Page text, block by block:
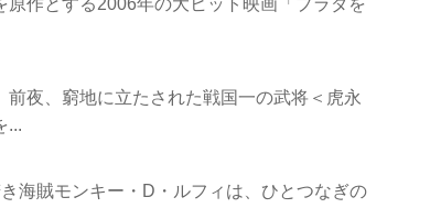
作とする2006年の大ヒット映画「プラダを
夜、窮地に立たされた戦国一の武将＜虎永
...
海賊モンキー・D・ルフィは、ひとつなぎの